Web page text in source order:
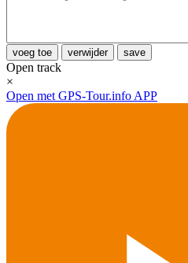
voeg toe verwijder save
Open track
×
Open met GPS-Tour.info APP